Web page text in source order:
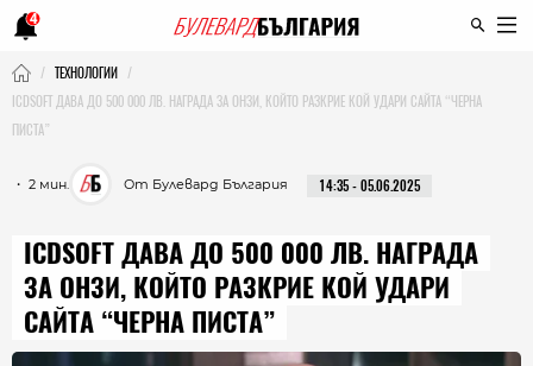
4
ТЕХНОЛОГИИ
ICDSOFT ДАВА ДО 500 000 ЛВ. НАГРАДА ЗА ОНЗИ, КОЙТО РАЗКРИЕ КОЙ УДАРИ САЙТА “ЧЕРНА
ПИСТА”
・ 2 мин. От Булевард България 14:35 - 05.06.2025
ICDSOFT ДАВА ДО 500 000 ЛВ. НАГРАДА
ЗА ОНЗИ, КОЙТО РАЗКРИЕ КОЙ УДАРИ
САЙТА “ЧЕРНА ПИСТА”